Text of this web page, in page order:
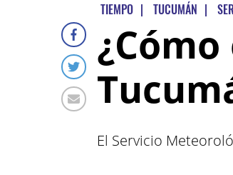
TIEMPO | TUCUMÁN |
El Servicio